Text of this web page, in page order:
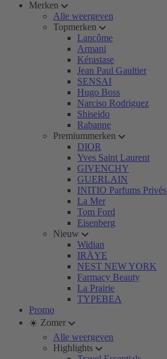
Merken
Alle weergeven
Topmerken
Lancôme
Armani
Kérastase
Jean Paul Gaultier
SENSAI
Hugo Boss
Narciso Rodriguez
Shiseido
Rabanne
Premiummerken
DIOR
Yves Saint Laurent
GIVENCHY
GUERLAIN
INITIO Parfums Privés
La Mer
Tom Ford
Eisenberg
Nieuw
Widian
IRÄYE
NEST NEW YORK
Farmacy Beauty
La Prairie
TYPEBEA
Promo
☀️ Zomer
Alle weergeven
Highlights